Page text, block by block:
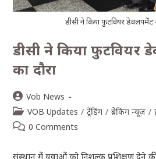
डीसी ने किया फुटवियर डेवलपमेंट
डीसी ने किया फुटवियर
का दौरा
Vob News
VOB Updates / ट्रेंडिंग / ब्रेकिंग न्यूज़ /
0 Comments
संस्थान में युवाओं को निशुल्क प्रशिक्षण देने